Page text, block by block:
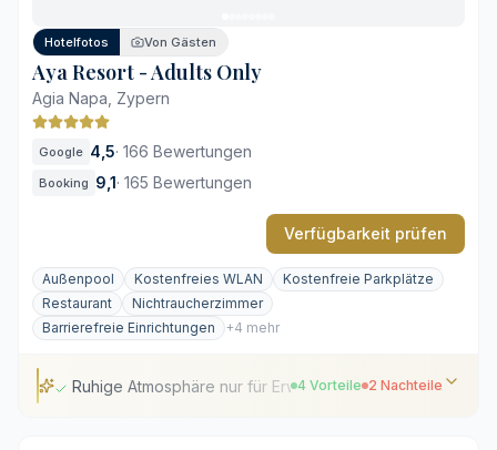
Nüchterne Architektur ohne rustikalen Charme
Hotelfotos Von Gästen
Aya Resort - Adults Only
Agia Napa, Zypern
Google 4,5· 166 Bewertungen
Booking 9,1· 165 Bewertungen
Verfügbarkeit prüfen
Außenpool Kostenfreies WLAN
Kostenfreie Parkplätze
Restaurant
Nichtraucherzimmer
Barrierefreie Einrichtungen
+4 mehr
Ruhige Atmosphäre nur für Erwachsene
4 Vorteile 2 Nachteile